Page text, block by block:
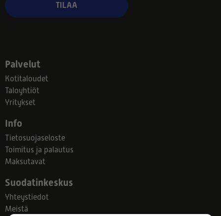
TILAA
Palvelut
Kotitaloudet
Taloyhtiöt
Yritykset
Info
Tietosuojaseloste
Toimitus ja palautus
Maksutavat
Suodatinkeskus
Yhteystiedot
Meistä